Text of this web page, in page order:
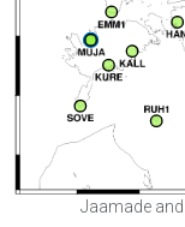
Jaamade